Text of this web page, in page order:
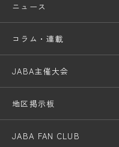
ニュース
コラム・連載
JABA主催大会
地区掲示板
JABA FAN CLUB